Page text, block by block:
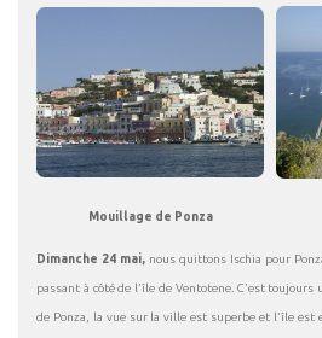
Mouillage de Ponza
Dimanche 24 mai, nous quittons Ischia pour
passant à côté de l’île de Ventotene. C’est
de Ponza, la vue sur la ville est superbe et l’île est